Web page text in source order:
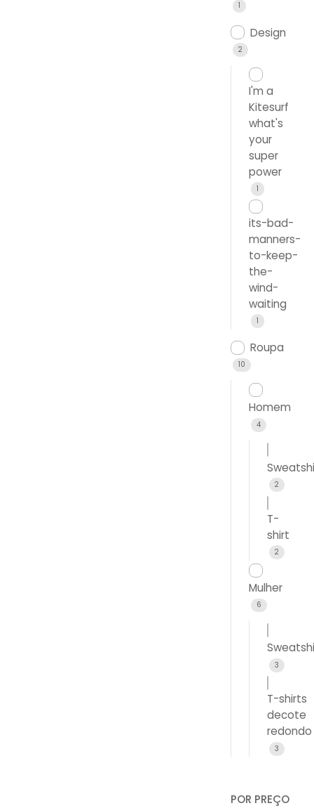
1
Design
2
I'm a
Kitesurf
what's
your
super
power
1
its-bad-
manners-
to-keep-
the-
wind-
waiting
1
Roupa
10
Homem
4
2
T-
shirt
2
Mulher
6
3
T-shirts
decote
redondo
3
POR PREÇO